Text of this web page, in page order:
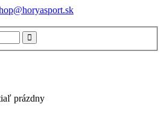
prázdny